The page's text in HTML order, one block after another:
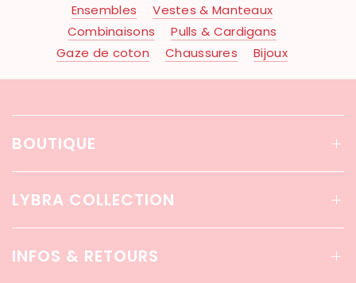
Ensembles
Vestes & Manteaux
Combinaisons
Pulls & Cardigans
Gaze de coton
Chaussures Bijoux
BOUTIQUE
LYBRA COLLECTION
INFOS & RETOURS